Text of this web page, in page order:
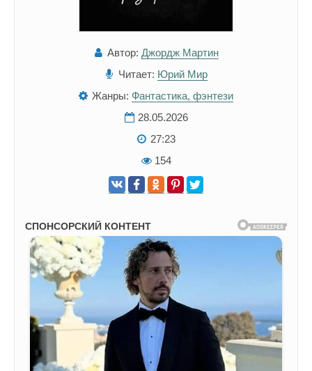
Автор: Джордж Мартин
Читает: Юрий Мир
Жанры: Фантастика, фэнтези
28.05.2026
27:23
154